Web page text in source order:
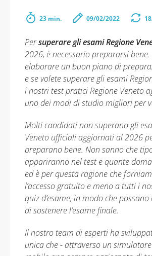
23 min. 09/02/2022
Persuperare gli esami Regione
2026, è necessario prepararsi
elaborare un buon piano di
e se volete superare gli esami
i nostri test pratici Regione Veneto
uno dei modi di studio migliori per
Molti candidati non superano gli
Veneto ufficiali aggiornati al 2026
preparano bene. Non sanno che
appariranno nel test e quante
ed è per questa ragione che
l’accesso gratuito e meno a tutti i
quiz d’esame, in modo che
di sostenere l’esame finale.
Il nostro team di esperti ha
unica che - attraverso un